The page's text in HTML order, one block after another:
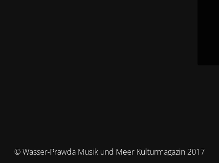
© Wasser-Prawda Musik und Meer Kulturmagazin 2017